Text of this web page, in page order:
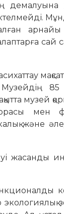
демалуына
арнайы
сай
85
музей
мен
және
жасанды